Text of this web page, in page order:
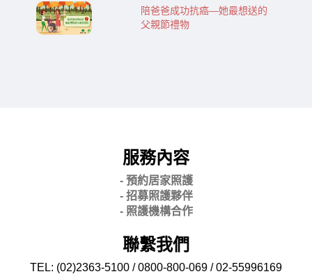
陪爸爸成功抗癌—她最想送的
父親節禮物
服務內容
- 預約居家照護
- 招募照護夥伴
- 照護機構合作
聯繫我們
TEL: (02)2363-5100 / 0800-800-069 / 02-55996169